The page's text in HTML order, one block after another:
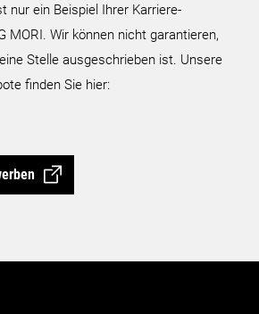
nur ein Beispiel Ihrer Karriere-
MORI. Wir können nicht garantieren,
Stelle ausgeschrieben ist. Unsere
finden Sie hier: